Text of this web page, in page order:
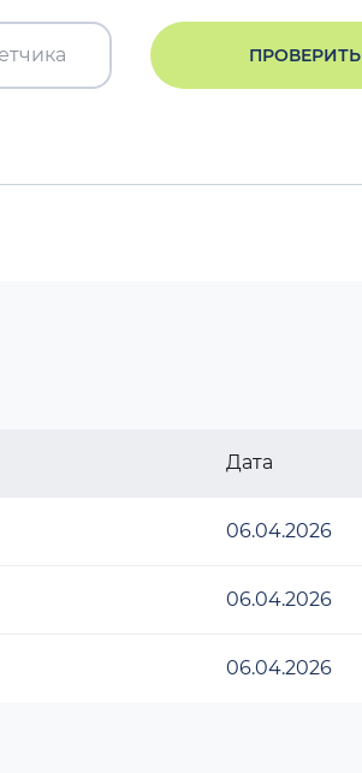
ПРОВЕРИТЬ
Дата
06.04.2026
06.04.2026
06.04.2026